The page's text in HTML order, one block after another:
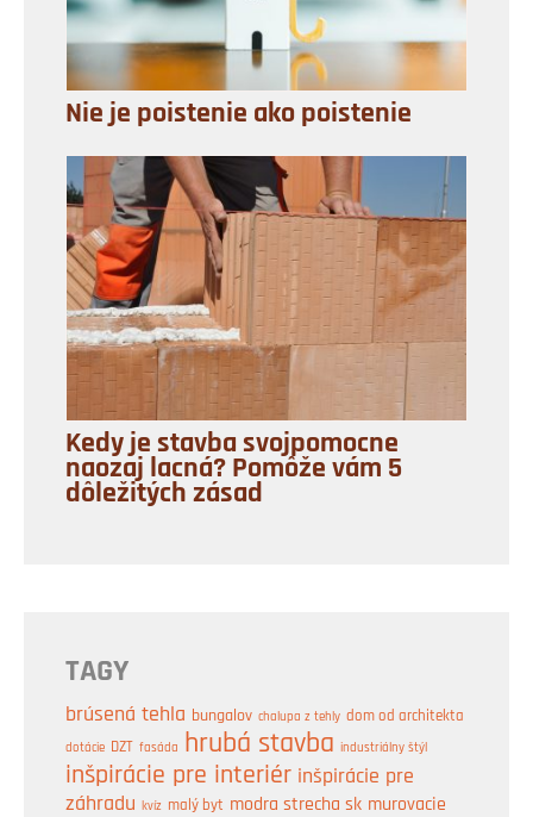
Nie je poistenie ako poistenie
Kedy je stavba svojpomocne
naozaj lacná? Pomôže vám 5
dôležitých zásad
TAGY
brúsená tehla bungalov chalupa z tehly dom od architekta
dotácie DZT fasáda hrubá stavba industriálny štýl
inšpirácie pre interiér inšpirácie pre
záhradu
kvíz malý byt modra strecha sk murovacie